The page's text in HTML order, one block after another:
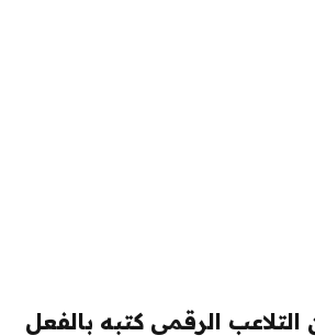
الرقمي كتبه بالفعل